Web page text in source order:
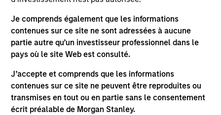
Je comprends également que les informations
contenues sur ce site ne sont adressées à aucune
partie autre qu’un investisseur professionnel dans le
pays où le site Web est consulté.
J’accepte et comprends que les informations
contenues sur ce site ne peuvent être reproduites ou
transmises en tout ou en partie sans le consentement
écrit préalable de Morgan Stanley.
ALTS IN FOCUS